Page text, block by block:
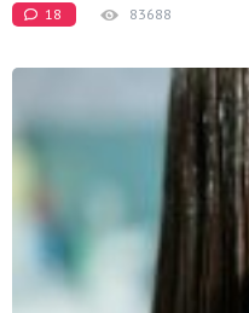
18 83688